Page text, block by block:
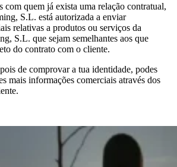
com quem já exista uma relação contratual,
S.L. está autorizada a enviar
relativas a produtos ou serviços da
S.L. que sejam semelhantes aos que
do contrato com o cliente.
de comprovar a tua identidade, podes
mais informações comerciais através dos